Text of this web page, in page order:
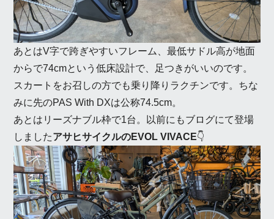
あとはV字で跨ぎやすいフレーム、最低サドル高が地面
からで74cmという低床設計で、足つきがいいのです。
スカートをお召しの方でも乗り降りラクチンです。ちな
みに先のPAS With DXは公称74.5cm。
あとはリーズナブル枠で1台。以前にもブログにて登場
しましたアサヒサイクルのEVOL VIVACE👇️